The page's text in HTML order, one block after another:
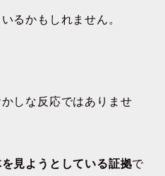
るかもしれません。
しな反応ではありませ
見ようとしている証拠で